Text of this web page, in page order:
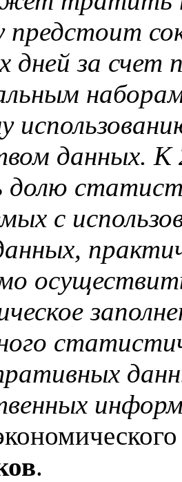
предстоит
дней за
данных. К
с
.